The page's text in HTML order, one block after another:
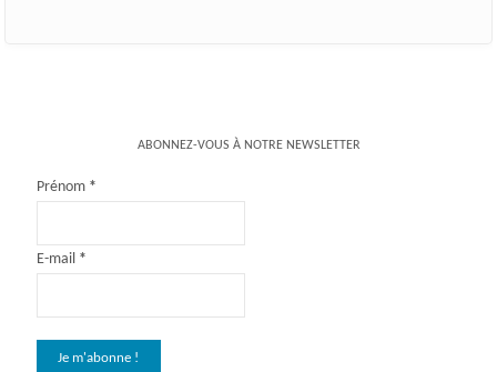
ABONNEZ-VOUS À NOTRE NEWSLETTER
Prénom *
E-mail *